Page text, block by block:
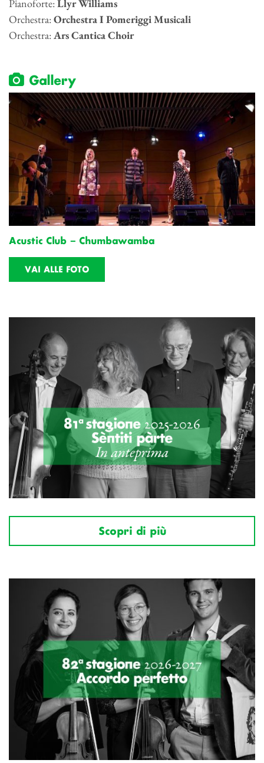
Pianoforte:Llyr Williams
Orchestra:Orchestra I Pomeriggi Musicali
Orchestra:Ars Cantica Choir
Gallery
Acustic Club – Chumbawamba
VAI ALLE FOTO
Scopri di più